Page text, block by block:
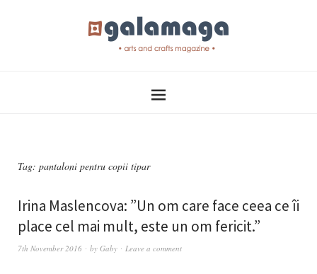
Tag: pantaloni pentru copii tipar
Irina Maslencova: ”Un om care face ceea ce îi
place cel mai mult, este un om fericit.”
7th November 2016 by Gaby Leave a comment